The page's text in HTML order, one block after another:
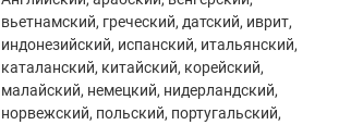
вьетнамский, греческий, датский, иврит,
индонезийский, испанский, итальянский,
каталанский, китайский, корейский,
малайский, немецкий, нидерландский,
норвежский, польский, португальский,